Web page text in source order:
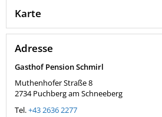
Karte
Adresse
Gasthof Pension Schmirl
Muthenhofer Straße 8
2734 Puchberg am Schneeberg
Tel.+43 2636 2277